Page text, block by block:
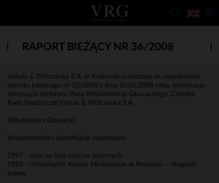
RAPORT BIEŻĄCY NR 36/2008
Vistula & Wólczanka S.A. w Krakowie przekazuje w uzupełnieniu
raportu bieżącego nr 35/2008 z dnia 30.06.2008 roku, informacje
dotyczące życiorysu Pana Włodzimierza Głowackiego, Członka
Rady Nadzorczej Vistula & Wólczanka S.A.
Włodzimierz Głowacki
Wykształcenie i kwalifikacje zawodowe:
1997 - wpis na listę radców prawnych
1993 - Uniwersytet Adama Mickiewicza w Poznaniu – magister
prawa